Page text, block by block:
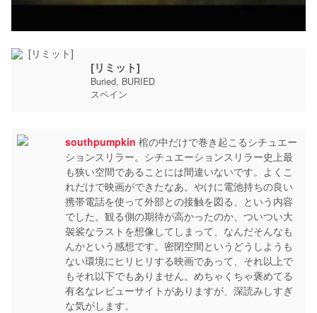
[リミット]
Buried, BURIED
スペイン
southpumpkin 棺の中だけで巻き起こるシチュエー
ションスリラー。シチュエーションスリラー史上最
も狭い空間であることには間違いないです。よくこ
れだけで映画ができたなあ。やけに電池持ちの良い
携帯電話を使って外部との接触を図る、という内容
でした。観る側の期待が高かったのか、ついつい大
袈裟なラストを想像してしまって、なんだそんなも
んかという感想です。密閉空間というどうしようも
ない環境にヒリヒリする映画であって、それ以上で
もそれ以下でもありません。めちゃくちゃ褒めてる
有名なレビューサイトがありますが、深読みしすぎ
な気がします。